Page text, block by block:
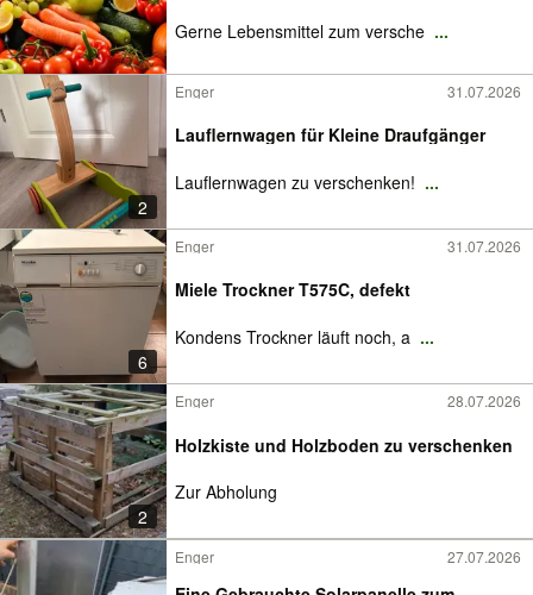
Gerne Lebensmittel zum versche ...
2
Enger 31.07.2026
Lauflernwagen für Kleine Draufgänger
Lauflernwagen zu verschenken! ...
6
Enger 31.07.2026
Miele Trockner T575C, defekt
Kondens Trockner läuft noch, a ...
2
Enger 28.07.2026
Holzkiste und Holzboden zu verschenken
Zur Abholung
Enger 27.07.2026